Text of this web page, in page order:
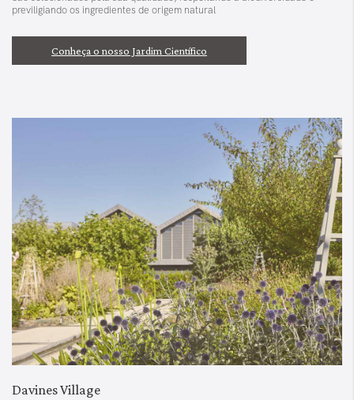
previligiando os ingredientes de origem natural
Conheça o nosso Jardim Científico
Davines Village